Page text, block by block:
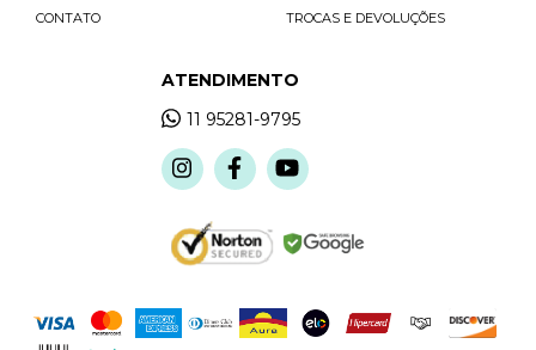
CONTATO
TROCAS E DEVOLUÇÕES
ATENDIMENTO
11 95281-9795